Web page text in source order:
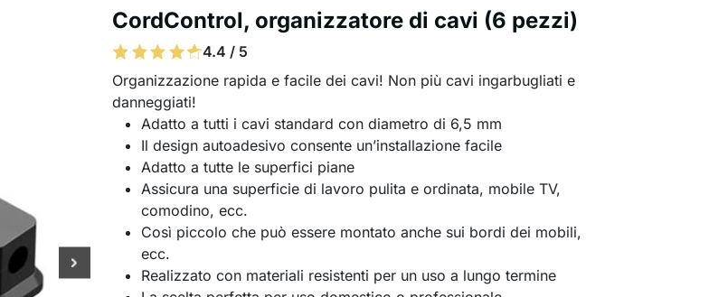
CordControl, organizzatore di cavi (6 pezzi)
4.4 / 5
Organizzazione rapida e facile dei cavi! Non più cavi ingarbugliati e
danneggiati!
Adatto a tutti i cavi standard con diametro di 6,5 mm
Il design autoadesivo consente un’installazione facile
Adatto a tutte le superfici piane
Assicura una superficie di lavoro pulita e ordinata, mobile TV,
comodino, ecc.
Così piccolo che può essere montato anche sui bordi dei mobili,
ecc.
Realizzato con materiali resistenti per un uso a lungo termine